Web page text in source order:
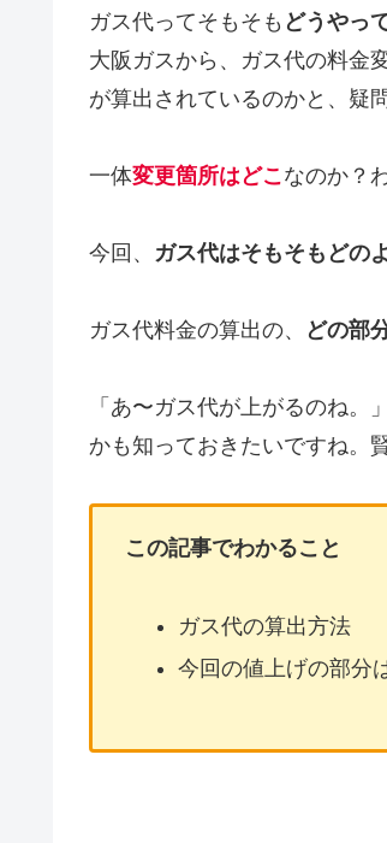
ガス代ってそもそも どうやっ
大阪ガスから、ガス代の料金
が算出されているのかと、疑
一体変更箇所はどこ なのか？
今回、 ガス代はそもそもどの
ガス代料金の算出の、 どの部
「あ〜ガス代が上がるのね
かも知っておきたいですね。
この記事でわかること
ガス代の算出方法
今回の値上げの部分